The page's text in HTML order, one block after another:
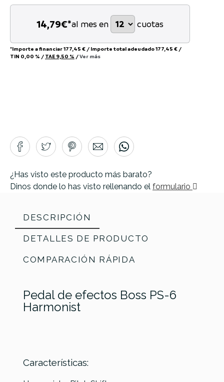
14,79€*al mes en cuotas
*Importe a financiar177,45 € / Importe total adeudado177,45 € /
TIN 0,00 % / TAE 9,50 % /Ver más
¿Has visto este producto más barato?
Dinos donde lo has visto rellenando el formulario
DESCRIPCIÓN
DETALLES DE PRODUCTO
COMPARACIÓN RÁPIDA
Pedal de efectos Boss PS-6
Harmonist
Características: